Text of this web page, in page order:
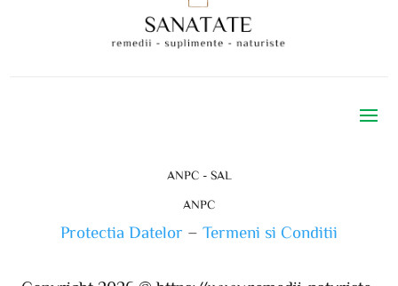
ANPC - SAL
ANPC
Protectia Datelor – Termeni si Conditii